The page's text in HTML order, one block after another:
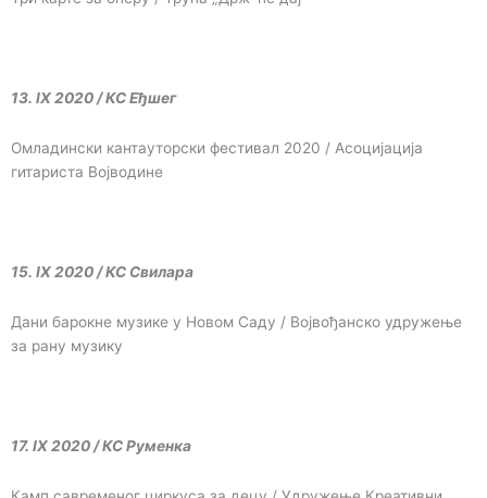
13. IX 2020 / КС Еђшег
Омладински кантауторски фестивал 2020 / Асоцијација
гитариста Војводине
15. IX 2020 / КС Свилара
Дани барокне музике у Новом Саду / Војвођанско удружење
за рану музику
17. IX 2020 / КС Руменка